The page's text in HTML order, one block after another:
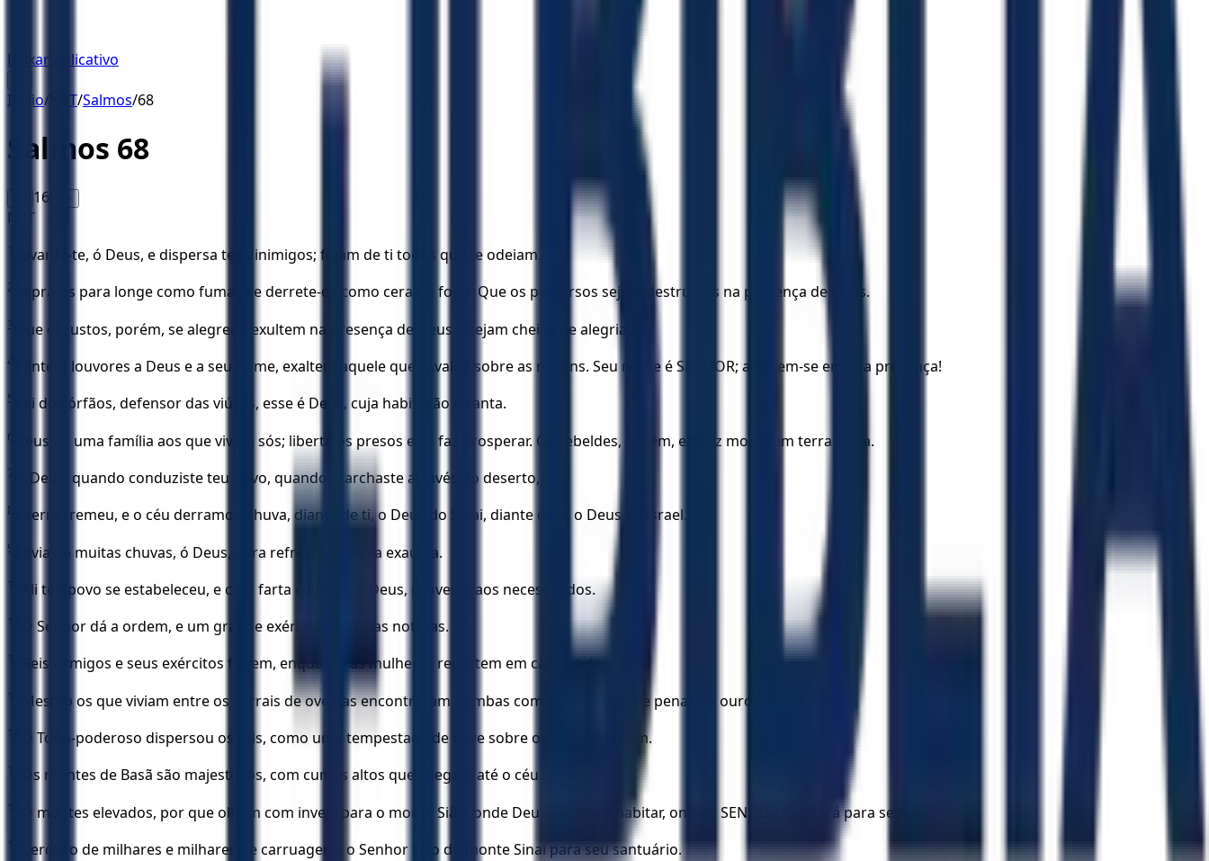
Baixar Aplicativo
Início/ NVT/Salmos/68
Salmos 68
16 A+
NVT
1 Levanta-te, ó Deus, e dispersa teus inimigos; fujam de ti todos que te odeiam.
2 Sopra-os para longe como fumaça e derrete-os como cera no fogo. Que os perversos sejam destruídos na presença de Deus.
3 Que os justos, porém, se alegrem; exultem na presença de Deus e sejam cheios de alegria.
4 Cantem louvores a Deus e a seu nome, exaltem aquele que cavalga sobre as nuvens. Seu nome é SENHOR; alegrem-se em sua presença!
5 Pai dos órfãos, defensor das viúvas, esse é Deus, cuja habitação é santa.
6 Deus dá uma família aos que vivem sós; liberta os presos e os faz prosperar. Os rebeldes, porém, ele faz morar em terra árida.
7 Ó Deus, quando conduziste teu povo, quando marchaste através do deserto,
8 a terra tremeu, e o céu derramou chuva, diante de ti, o Deus do Sinai, diante de ti, o Deus de Israel.
9 Enviaste muitas chuvas, ó Deus, para refrescar a terra exausta.
10 Ali teu povo se estabeleceu, e com farta colheita, ó Deus, proveste aos necessitados.
11 O Senhor dá a ordem, e um grande exército traz boas notícias.
12 Reis inimigos e seus exércitos fogem, enquanto as mulheres repartem em casa os despojos.
13 Mesmo os que viviam entre os currais de ovelhas encontraram pombas com asas de prata e penas de ouro.
14 O Todo-poderoso dispersou os reis, como uma tempestade de neve sobre o monte Zalmom.
15 Os montes de Basã são majestosos, com cumes altos que chegam até o céu.
16 Ó montes elevados, por que olham com inveja para o monte Sião, onde Deus escolheu habitar, onde o SENHOR habitará para sempre?
17 Cercado de milhares e milhares de carruagens, o Senhor veio do monte Sinai para seu santuário.